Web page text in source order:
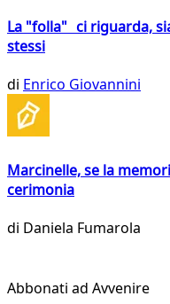
La "folla" ci riguarda,
stessi
di Enrico Giovannini
Marcinelle, se la
cerimonia
di Daniela Fumarola
Abbonati ad Avvenire